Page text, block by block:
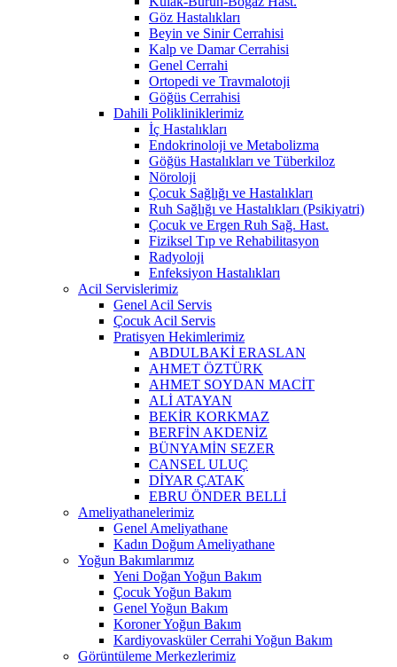
Göz Hastalıkları
Beyin ve Sinir Cerrahisi
Kalp ve Damar Cerrahisi
Genel Cerrahi
Ortopedi ve Travmalotoji
Göğüs Cerrahisi
Dahili Polikliniklerimiz
İç Hastalıkları
Endokrinoloji ve Metabolizma
Göğüs Hastalıkları ve Tüberkiloz
Nöroloji
Çocuk Sağlığı ve Hastalıkları
Ruh Sağlığı ve Hastalıkları (Psikiyatri)
Çocuk ve Ergen Ruh Sağ. Hast.
Fiziksel Tıp ve Rehabilitasyon
Radyoloji
Enfeksiyon Hastalıkları
Acil Servislerimiz
Genel Acil Servis
Çocuk Acil Servis
Pratisyen Hekimlerimiz
ABDULBAKİ ERASLAN
AHMET ÖZTÜRK
AHMET SOYDAN MACİT
ALİ ATAYAN
BEKİR KORKMAZ
BERFİN AKDENİZ
BÜNYAMİN SEZER
CANSEL ULUÇ
DİYAR ÇATAK
EBRU ÖNDER BELLİ
Ameliyathanelerimiz
Genel Ameliyathane
Kadın Doğum Ameliyathane
Yoğun Bakımlarımız
Yeni Doğan Yoğun Bakım
Çocuk Yoğun Bakım
Genel Yoğun Bakım
Koroner Yoğun Bakım
Kardiyovasküler Cerrahi Yoğun Bakım
Görüntüleme Merkezlerimiz